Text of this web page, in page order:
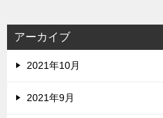
アーカイブ
2021年10月
2021年9月